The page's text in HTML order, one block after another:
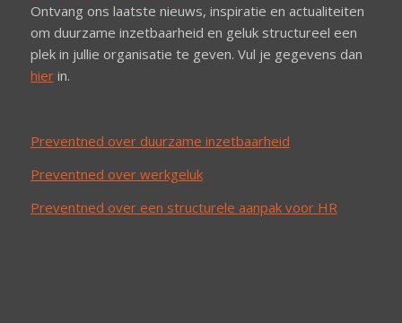
Ontvang ons laatste nieuws, inspiratie en actualiteiten
om duurzame inzetbaarheid en geluk structureel een
plek in jullie organisatie te geven. Vul je gegevens dan
hierin.
Preventned over duurzame inzetbaarheid
Preventned over werkgeluk
Preventned over een structurele aanpak voor HR